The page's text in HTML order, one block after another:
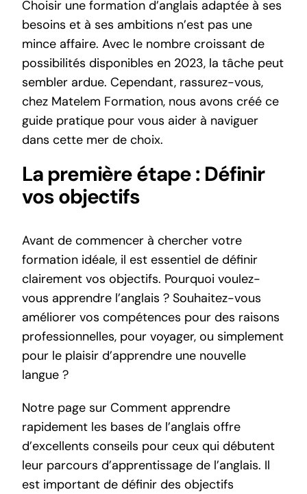
Choisir une formation d’anglais adaptée à ses
besoins et à ses ambitions n’est pas une
mince affaire. Avec le nombre croissant de
possibilités disponibles en 2023, la tâche peut
sembler ardue. Cependant, rassurez-vous,
chez Matelem Formation, nous avons créé ce
guide pratique pour vous aider à naviguer
dans cette mer de choix.
La première étape : Définir
vos objectifs
Avant de commencer à chercher votre
formation idéale, il est essentiel de définir
clairement vos objectifs. Pourquoi voulez-
vous apprendre l’anglais ? Souhaitez-vous
améliorer vos compétences pour des raisons
professionnelles, pour voyager, ou simplement
pour le plaisir d’apprendre une nouvelle
langue ?
Notre page sur Comment apprendre
rapidement les bases de l’anglais offre
d’excellents conseils pour ceux qui débutent
leur parcours d’apprentissage de l’anglais. Il
est important de définir des objectifs